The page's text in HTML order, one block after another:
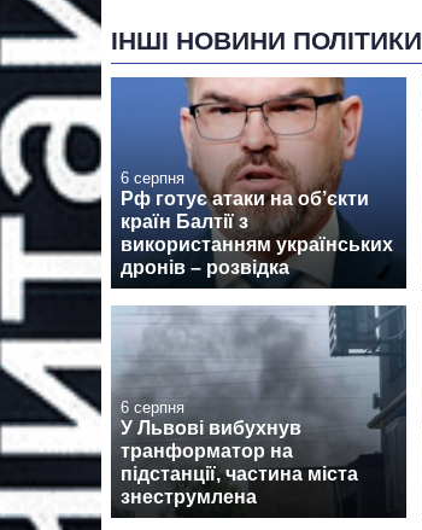
ІНШІ НОВИНИ ПОЛІТИКИ
6 серпня
Рф готує атаки на об’єкти
країн Балтії з
використанням українських
дронів – розвідка
6 серпня
У Львові вибухнув
транформатор на
підстанції, частина міста
знеструмлена